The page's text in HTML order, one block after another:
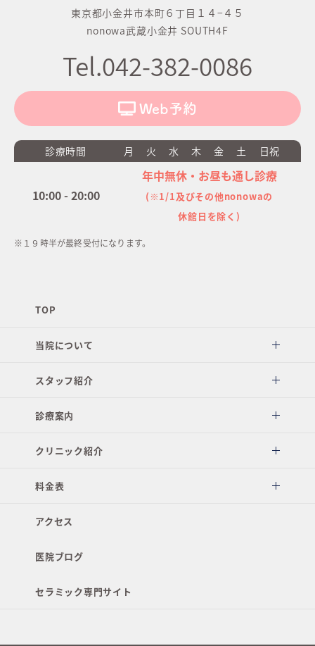
東京都小金井市本町６丁目１４−４５
nonowa武蔵小金井 SOUTH4F
Tel.042-382-0086
Web予約
診療時間 月 火 水 木 金 土 日祝
10:00 - 20:00
年中無休・お昼も通し診療
(※1/1及びその他nonowaの
休館日を除く)
※１９時半が最終受付になります。
TOP
当院について
スタッフ紹介
診療案内
クリニック紹介
料金表
アクセス
医院ブログ
セラミック専門サイト